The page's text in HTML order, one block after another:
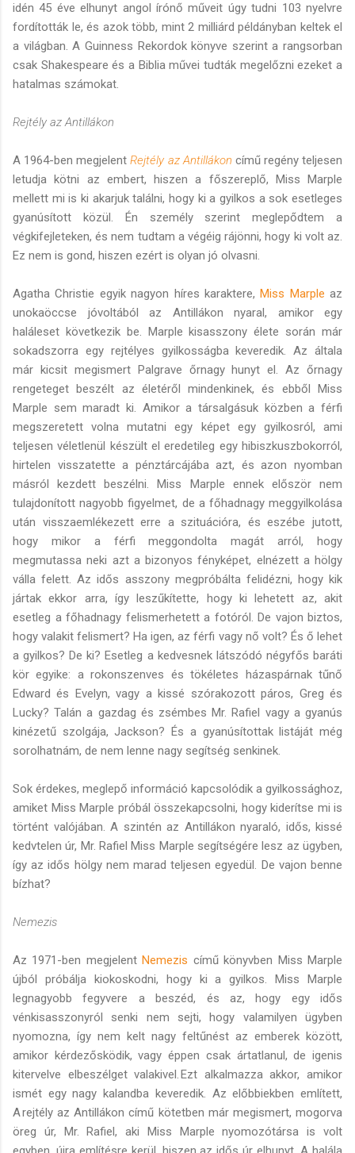
idén 45 éve elhunyt angol írónő műveit úgy tudni 103 nyelvre
fordították le, és azok több, mint 2 milliárd példányban keltek el
a világban. A Guinness Rekordok könyve szerint a rangsorban
csak Shakespeare és a Biblia művei tudták megelőzni ezeket a
hatalmas számokat.
Rejtély az Antillákon
A 1964-ben megjelentRejtély az Antillákon című regény teljesen
letudja kötni az embert, hiszen a főszereplő, Miss Marple
mellett mi is ki akarjuk találni, hogy ki a gyilkos a sok esetleges
gyanúsított közül. Én személy szerint meglepődtem a
végkifejleteken, és nem tudtam a végéig rájönni, hogy ki volt az.
Ez nem is gond, hiszen ezért is olyan jó olvasni.
Agatha Christie egyik nagyon híres karaktere,Miss Marple az
unokaöccse jóvoltából az Antillákon nyaral, amikor egy
haláleset következik be. Marple kisasszony élete során már
sokadszorra egy rejtélyes gyilkosságba keveredik. Az általa
már kicsit megismert Palgrave őrnagy hunyt el. Az őrnagy
rengeteget beszélt az életéről mindenkinek, és ebből Miss
Marple sem maradt ki. Amikor a társalgásuk közben a férfi
megszeretett volna mutatni egy képet egy gyilkosról, ami
teljesen véletlenül készült el eredetileg egy hibiszkuszbokorról,
hirtelen visszatette a pénztárcájába azt, és azon nyomban
másról kezdett beszélni. Miss Marple ennek először nem
tulajdonított nagyobb figyelmet, de a főhadnagy meggyilkolása
után visszaemlékezett erre a szituációra, és eszébe jutott,
hogy mikor a férfi meggondolta magát arról, hogy
megmutassa neki azt a bizonyos fényképet, elnézett a hölgy
válla felett. Az idős asszony megpróbálta felidézni, hogy kik
jártak ekkor arra, így leszűkítette, hogy ki lehetett az, akit
esetleg a főhadnagy felismerhetett a fotóról. De vajon biztos,
hogy valakit felismert? Ha igen, az férfi vagy nő volt? És ő lehet
a gyilkos? De ki? Esetleg a kedvesnek látszódó négyfős baráti
kör egyike: a rokonszenves és tökéletes házaspárnak tűnő
Edward és Evelyn, vagy a kissé szórakozott páros, Greg és
Lucky? Talán a gazdag és zsémbes Mr. Rafiel vagy a gyanús
kinézetű szolgája, Jackson? És a gyanúsítottak listáját még
sorolhatnám, de nem lenne nagy segítség senkinek.
Sok érdekes, meglepő információ kapcsolódik a gyilkossághoz,
amiket Miss Marple próbál összekapcsolni, hogy kiderítse mi is
történt valójában. A szintén az Antillákon nyaraló, idős, kissé
kedvtelen úr, Mr. Rafiel Miss Marple segítségére lesz az ügyben,
így az idős hölgy nem marad teljesen egyedül. De vajon benne
bízhat?
Nemezis
Az 1971-ben megjelentNemezis című könyvben Miss Marple
újból próbálja kiokoskodni, hogy ki a gyilkos. Miss Marple
legnagyobb fegyvere a beszéd, és az, hogy egy idős
vénkisasszonyról senki nem sejti, hogy valamilyen ügyben
nyomozna, így nem kelt nagy feltűnést az emberek között,
amikor kérdezősködik, vagy éppen csak ártatlanul, de igenis
kitervelve elbeszélget valakivel. Ezt alkalmazza akkor, amikor
ismét egy nagy kalandba keveredik. Az előbbiekben említett,
A rejtély az Antillákon című kötetben már megismert, mogorva
öreg úr, Mr. Rafiel, aki Miss Marple nyomozótársa is volt